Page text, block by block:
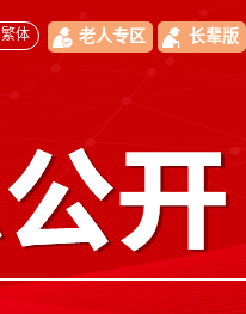
繁体 老人专区 长辈版